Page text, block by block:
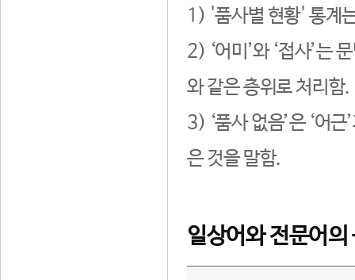
1) '품사별 현황' 통계
2) ‘어미’와 ‘접사’는
와 같은 층위로 처리함.
3) ‘품사 없음’은 ‘어
은 것을 말함.
일상어와 전문어의